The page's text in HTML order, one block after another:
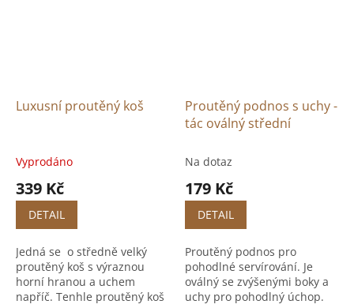
Luxusní proutěný koš
Vyprodáno
339 Kč
DETAIL
Jedná se o středně velký
proutěný koš s výraznou
horní hranou a uchem
napříč. Tenhle proutěný koš
Proutěný podnos s uchy -
tác oválný střední
Na dotaz
179 Kč
DETAIL
Proutěný podnos pro
pohodlné servírování. Je
oválný se zvýšenými boky a
uchy pro pohodlný úchop.